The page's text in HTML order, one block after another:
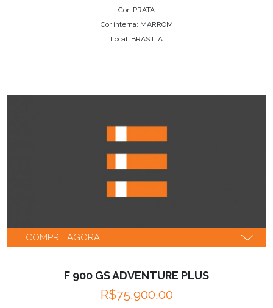
Cor: PRATA
Cor interna: MARROM
Local: BRASILIA
COMPRE AGORA
F 900 GS ADVENTURE PLUS
R$75,900.00